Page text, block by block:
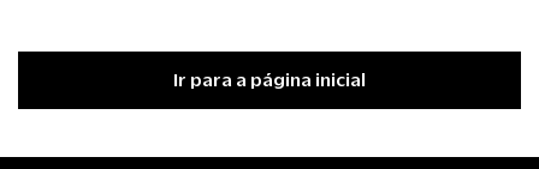
Ir para a página inicial